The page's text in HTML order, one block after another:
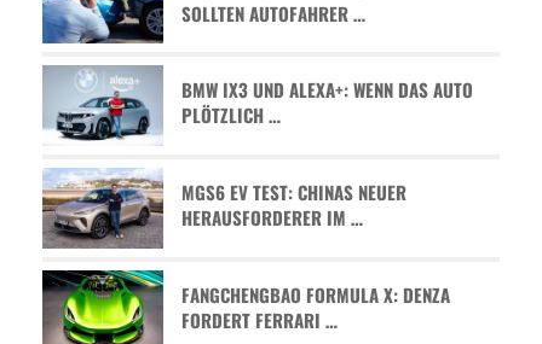
SOLLTEN AUTOFAHRER …
BMW IX3 UND ALEXA+: WENN DAS AUTO
PLÖTZLICH …
MGS6 EV TEST: CHINAS NEUER
HERAUSFORDERER IM …
FANGCHENGBAO FORMULA X: DENZA
FORDERT FERRARI …